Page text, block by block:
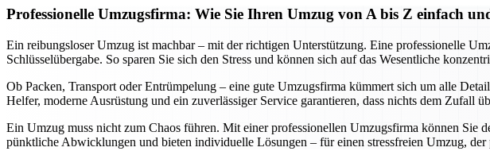
Professionelle Umzugsfirma: Wie Sie Ihren Umzug von A bis Z einfach
Ein reibungsloser Umzug ist machbar – mit der richtigen Unterstützung. Eine professionelle
Schlüsselübergabe. So sparen Sie sich den Stress und können sich auf das Wesentliche
Ob Packen, Transport oder Entrümpelung – eine gute Umzugsfirma kümmert sich um alle
Helfer, moderne Ausrüstung und ein zuverlässiger Service garantieren, dass nichts dem Zufall
Ein Umzug muss nicht zum Chaos führen. Mit einer professionellen Umzugsfirma können Sie
pünktliche Abwicklungen und bieten individuelle Lösungen – für einen stressfreien Umzug, der